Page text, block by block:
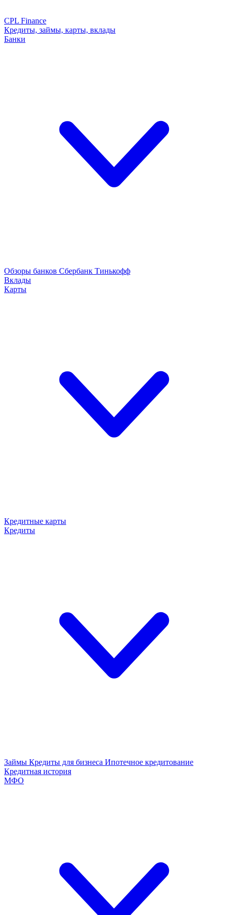
CPL Finance
Кредиты, займы, карты, вклады
Банки
Обзоры банков Сбербанк Тинькофф
Вклады
Карты
Кредитные карты
Кредиты
Займы Кредиты для бизнеса Ипотечное кредитование
Кредитная история
МФО